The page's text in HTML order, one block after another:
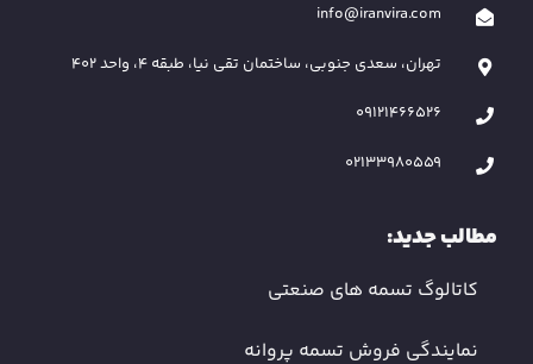
info@iranvira.com
تهران، سعدی جنوبی، ساختمان تقی نیا، طبقه 4، واحد 402
09121466526
02133980559
مطالب جدید:
کاتالوگ تسمه های صنعتی
نمایندگی فروش تسمه پروانه